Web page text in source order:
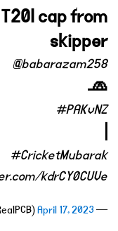
cap from
skipper
@babarazam258
🧢
#PAKvNZ
#CricketMubarak
kdrCY0CUVe
— Pakistan Cricket (@TheRealPCB)
April 17, 2023